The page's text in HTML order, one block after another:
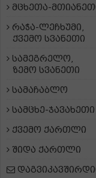
მცხეთა-
რაჭა-ლეჩხუმი,
ქვემო სვანეთი
სამეგრელო,
ზემო სვანეთი
სამაჩაბლო
სამცხე-ჯავახეთი
ქვემო ქართლი
შიდა ქართლი